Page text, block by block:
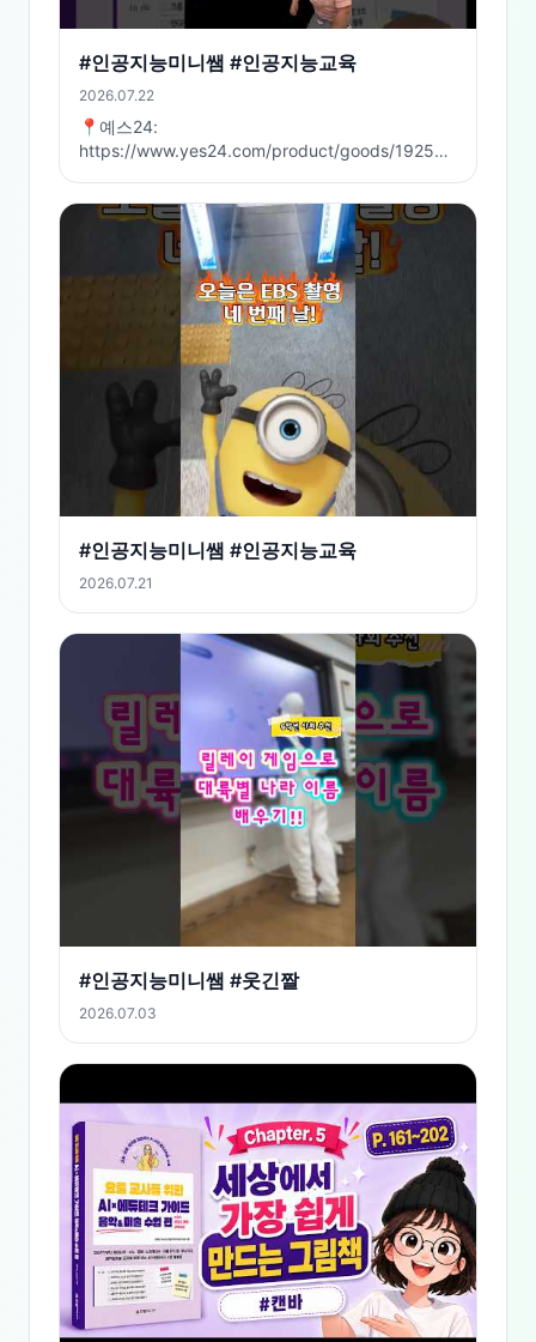
#인공지능미니쌤 #인공지능교육
2026.07.22
📍예스24:
https://www.yes24.com/product/goods/192509680
https://product.kyobobook.co.kr/detail/S000220340257
📍알라딘:
https://www.aladin.co.kr/shop/wproduct.aspx?
ItemId=396525566
#인공지능미니쌤 #인공지능교육
2026.07.21
#인공지능미니쌤 #웃긴짤
2026.07.03